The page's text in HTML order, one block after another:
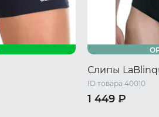
Слипы
ID товара 40010
1 449 ₽